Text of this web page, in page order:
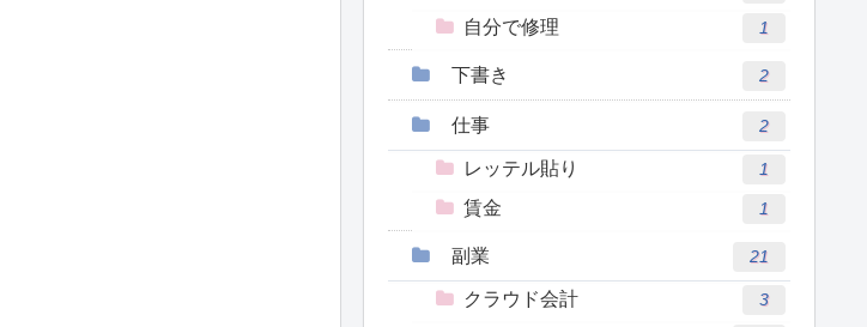
自分で修理 1
下書き 2
仕事 2
レッテル貼り 1
賃金 1
副業 21
クラウド会計 3